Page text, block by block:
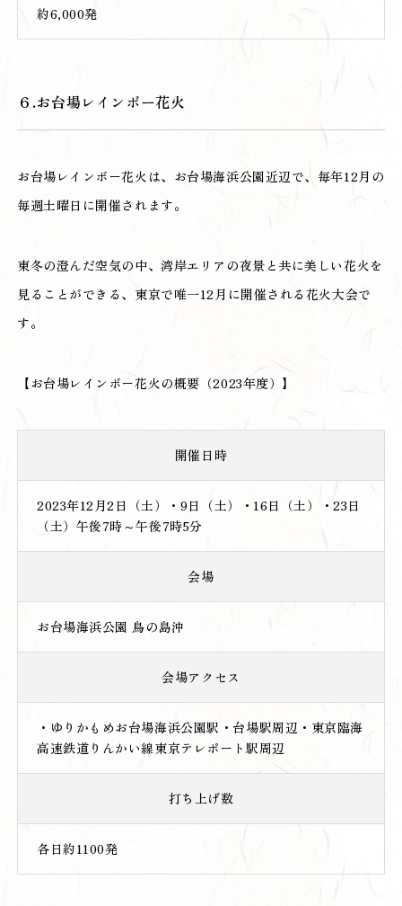
約6,000発
６.お台場レインボー花火
お台場レインボー花火は、お台場海浜公園近辺で、毎年12月の
毎週土曜日に開催されます。
東冬の澄んだ空気の中、湾岸エリアの夜景と共に美しい花火を
見ることができる、東京で唯一12月に開催される花火大会で
す。
【お台場レインボー花火の概要（2023年度）】
開催日時
2023年12月2日（土）・9日（土）・16日（土）・23日
（土）午後7時～午後7時5分
会場
お台場海浜公園 鳥の島沖
会場アクセス
・ゆりかもめお台場海浜公園駅・台場駅周辺・東京臨海
高速鉄道りんかい線東京テレポート駅周辺
打ち上げ数
各日約1100発